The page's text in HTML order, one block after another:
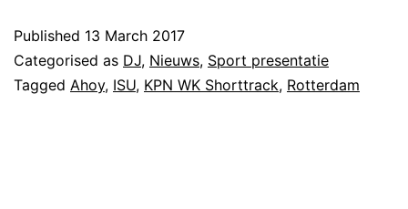
Published 13 March 2017
Categorised as DJ, Nieuws, Sport presentatie
Tagged Ahoy, ISU, KPN WK Shorttrack, Rotterdam